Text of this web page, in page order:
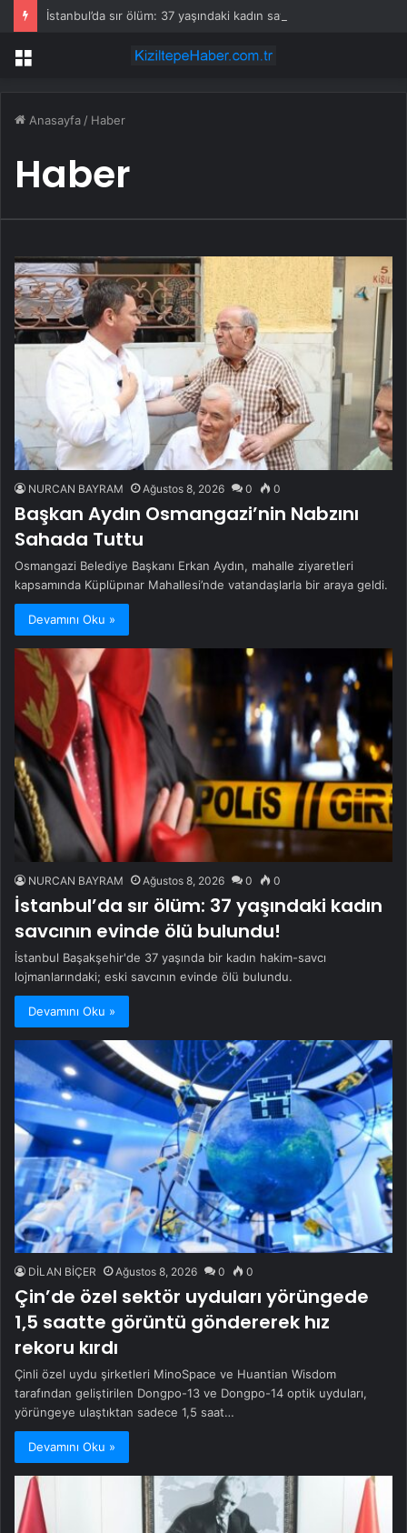
Menü
Anasayfa / Haber
Haber
NURCAN BAYRAM Ağustos 8, 2026 0 0
Başkan Aydın Osmangazi’nin Nabzını
Sahada Tuttu
Osmangazi Belediye Başkanı Erkan Aydın, mahalle ziyaretleri
kapsamında Küplüpınar Mahallesi’nde vatandaşlarla bir araya geldi.
Devamını Oku »
NURCAN BAYRAM Ağustos 8, 2026 0 0
İstanbul’da sır ölüm: 37 yaşındaki kadın
savcının evinde ölü bulundu!
İstanbul Başakşehir'de 37 yaşında bir kadın hakim-savcı
lojmanlarındaki; eski savcının evinde ölü bulundu.
Devamını Oku »
DİLAN BİÇER Ağustos 8, 2026 0 0
Çin’de özel sektör uyduları yörüngede
1,5 saatte görüntü göndererek hız
rekoru kırdı
Çinli özel uydu şirketleri MinoSpace ve Huantian Wisdom
tarafından geliştirilen Dongpo-13 ve Dongpo-14 optik uyduları,
yörüngeye ulaştıktan sadece 1,5 saat…
Devamını Oku »